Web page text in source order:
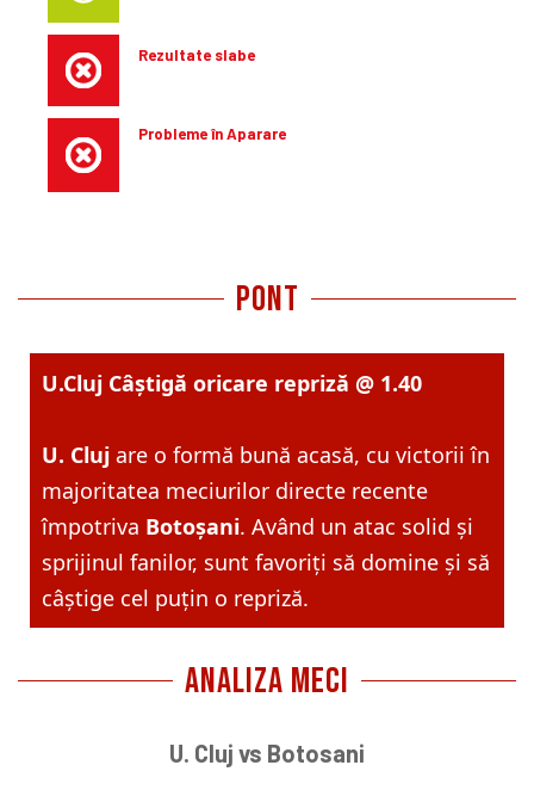
Rezultate slabe
Probleme în Aparare
pont
U.Cluj Câștigă oricare repriză @ 1.40
U. Cluj are o formă bună acasă, cu victorii în
majoritatea meciurilor directe recente
împotriva Botoșani. Având un atac solid și
sprijinul fanilor, sunt favoriți să domine și să
câștige cel puțin o repriză.
ANALIZA MECI
U. Cluj vs Botosani